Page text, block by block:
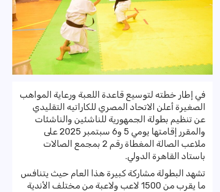
في إطار خطته لتوسيع قاعدة اللعبة ورعاية المواهب
الصغيرة أعلن الاتحاد المصري للكاراتيه التقليدي
عن تنظيم بطولة الجمهورية للناشئين والناشئات
والمقرر إقامتها يومي 5 و6 سبتمبر 2025 على
ملاعب الصالة المغطاة رقم 2 بمجمع الصالات
باستاد القاهرة الدولي.
تشهد البطولة مشاركة كبيرة هذا العام حيث يتنافس
ما يقرب من 1500 لاعب ولاعبة من مختلف الأندية